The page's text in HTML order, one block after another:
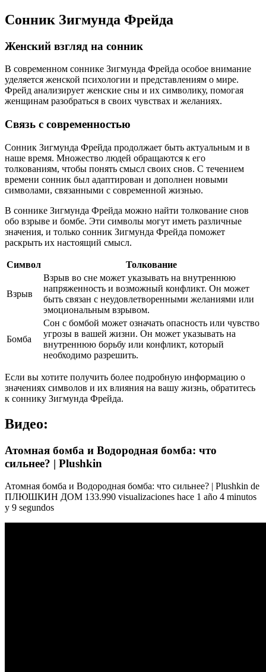
Сонник Зигмунда Фрейда
Женский взгляд на сонник
В современном соннике Зигмунда Фрейда особое внимание
уделяется женской психологии и представлениям о мире.
Фрейд анализирует женские сны и их символику, помогая
женщинам разобраться в своих чувствах и желаниях.
Связь с современностью
Сонник Зигмунда Фрейда продолжает быть актуальным и в
наше время. Множество людей обращаются к его
толкованиям, чтобы понять смысл своих снов. С течением
времени сонник был адаптирован и дополнен новыми
символами, связанными с современной жизнью.
В соннике Зигмунда Фрейда можно найти толкование снов
обо взрыве и бомбе. Эти символы могут иметь различные
значения, и только сонник Зигмунда Фрейда поможет
раскрыть их настоящий смысл.
Символ Толкование
Взрыв
Взрыв во сне может указывать на внутреннюю
напряженность и возможный конфликт. Он может
быть связан с неудовлетворенными желаниями или
эмоциональным взрывом.
Бомба
Сон с бомбой может означать опасность или чувство
угрозы в вашей жизни. Он может указывать на
внутреннюю борьбу или конфликт, который
необходимо разрешить.
Если вы хотите получить более подробную информацию о
значениях символов и их влияния на вашу жизнь, обратитесь
к соннику Зигмунда Фрейда.
Видео:
Атомная бомба и Водородная бомба: что
сильнее? | Plushkin
Атомная бомба и Водородная бомба: что сильнее? | Plushkin de
ПЛЮШКИН ДОМ 133.990 visualizaciones hace 1 año 4 minutos
y 9 segundos